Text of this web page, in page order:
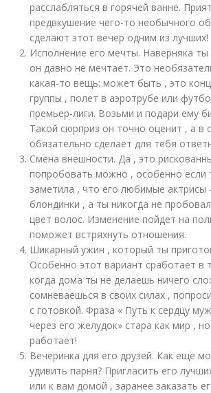
расслабляться в горячей ванне.
предвкушение чего-то необычного
сделают этот вечер одним из лучших!
Исполнение его мечты. Наверняка
он давно не мечтает. Это
какая-то вещь: может быть , это
группы , полет в аэротрубе или
премьер-лиги. Возьми и подари ему
Такой сюрприз он точно оценит , а в
обязательно сделает для тебя
Смена внешности. Да , это
попробовать можно , особенно если
заметила , что его любимые
блондинки , а ты никогда не
цвет волос. Изменение пойдет на
поможет встряхнуть отношения.
Шикарный ужин , который ты
Особенно этот вариант сработает в
когда дома ты не делаешь ничего
сомневаешься в своих силах ,
с готовкой. Фраза « Путь к сердцу
через его желудок» стара как мир ,
работает!
Вечеринка для его друзей. Как еще
удивить парня? Пригласить его
или к вам домой , заранее заказать